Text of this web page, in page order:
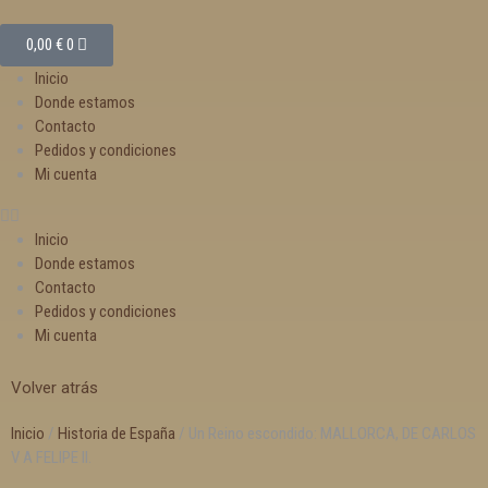
0,00 €0
Inicio
Donde estamos
Contacto
Pedidos y condiciones
Mi cuenta
Inicio
Donde estamos
Contacto
Pedidos y condiciones
Mi cuenta
Volver atrás
Inicio / Historia de España / Un Reino escondido: MALLORCA, DE CARLOS
V A FELIPE II.